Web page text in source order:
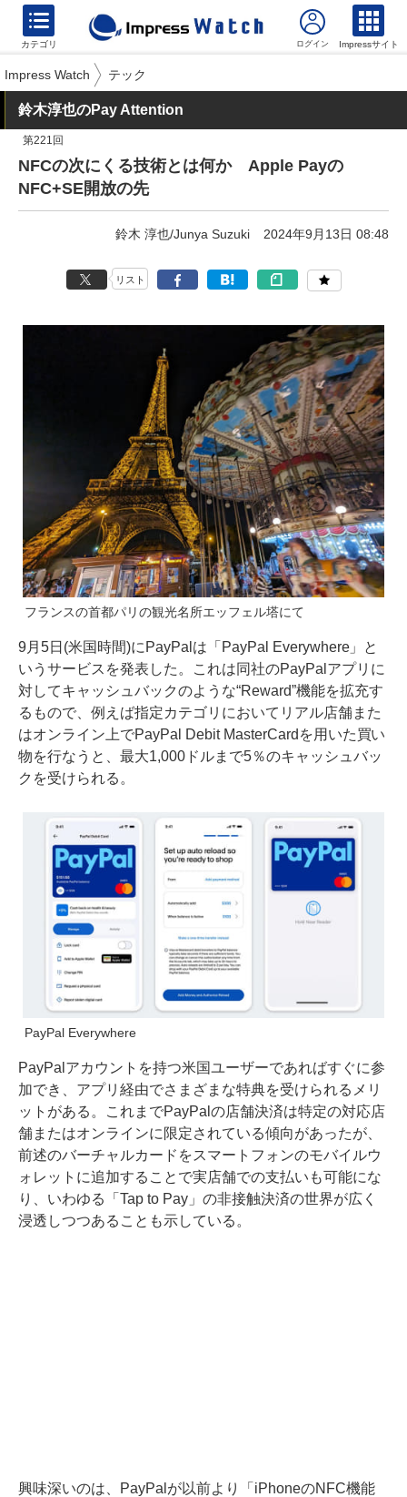
カテゴリ Impressサイト
Impress Watch テック
鈴木淳也のPay Attention
第221回
NFCの次にくる技術とは何か Apple Payの
NFC+SE開放の先
鈴木 淳也/Junya Suzuki 2024年9月13日 08:48
リスト
フランスの首都パリの観光名所エッフェル塔にて
9月5日(米国時間)にPayPalは 「PayPal Everywhere」 と
いうサービスを発表した。これは同社のPayPalアプリに
対してキャッシュバックのような“Reward”機能を拡充す
るもので、例えば指定カテゴリにおいてリアル店舗また
はオンライン上でPayPal Debit MasterCardを用いた買い
物を行なうと、最大1,000ドルまで5％のキャッシュバッ
クを受けられる。
PayPal Everywhere
PayPalアカウントを持つ米国ユーザーであればすぐに参
加でき、アプリ経由でさまざまな特典を受けられるメリ
ットがある。これまでPayPalの店舗決済は特定の対応店
舗またはオンラインに限定されている傾向があったが、
前述のバーチャルカードをスマートフォンのモバイルウ
ォレットに追加することで実店舗での支払いも可能にな
り、いわゆる「Tap to Pay」の非接触決済の世界が広く
浸透しつつあることも示している。
興味深いのは、PayPalが以前より「iPhoneのNFC機能